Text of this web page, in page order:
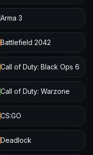
Arma 3
Battlefield 2042
Call of Duty: Black Ops 6
Call of Duty: Warzone
CS:GO
Deadlock